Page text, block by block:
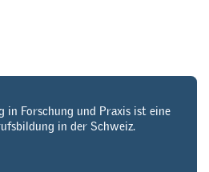
in Forschung und Praxis ist eine
in der Schweiz.